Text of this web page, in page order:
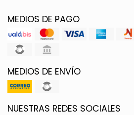
MEDIOS DE PAGO
MEDIOS DE ENVÍO
NUESTRAS REDES SOCIALES